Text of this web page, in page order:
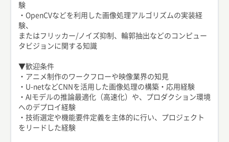
験
・OpenCVなどを利用した画像処理アルゴリズムの実装経
験、
またはフリッカー/ノイズ抑制、輪郭抽出などのコンピュー
タビジョンに関する知識
▼歓迎条件
・アニメ制作のワークフローや映像業界の知見
・U-netなどCNNを活用した画像処理の構築・応用経験
・AIモデルの推論最適化（高速化）や、プロダクション環境
へのデプロイ経験
・技術選定や機能要件定義を主体的に行い、プロジェクト
をリードした経験